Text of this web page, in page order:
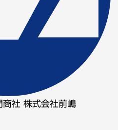
商社 株式会社前嶋